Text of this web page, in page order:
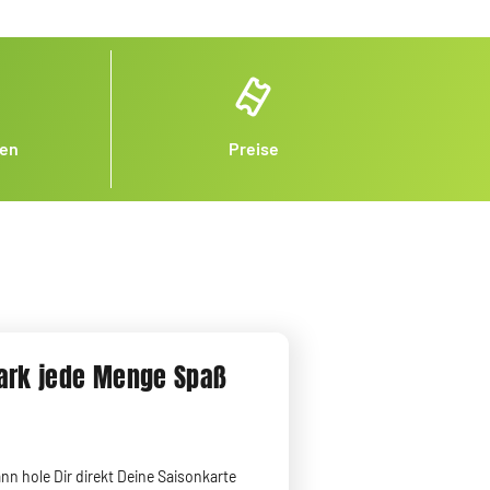
Preise
jede Menge Spaß
hole Dir direkt Deine Saisonkarte